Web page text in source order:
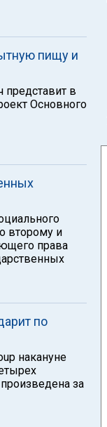
пищу и
в
Основного
второму и
права
по
накануне
за